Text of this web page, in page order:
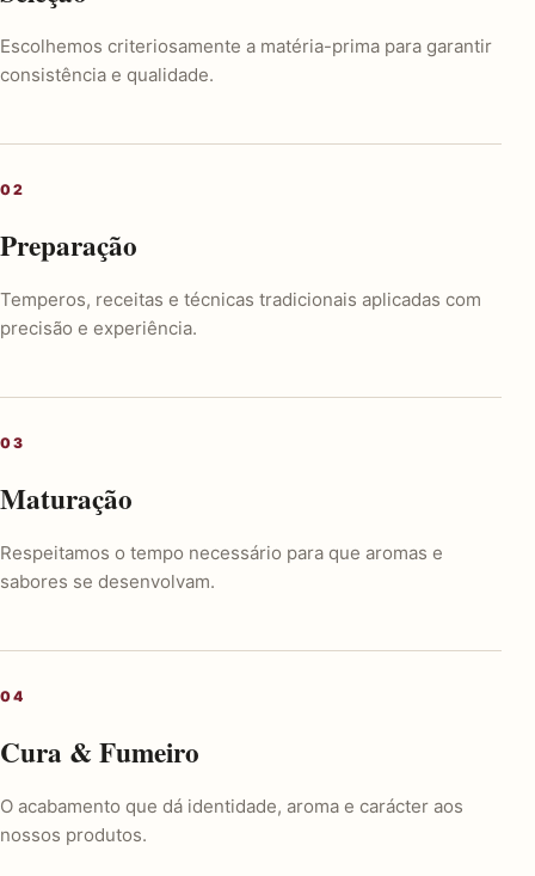
Escolhemos criteriosamente a matéria-prima para garantir
consistência e qualidade.
Preparação
Temperos, receitas e técnicas tradicionais aplicadas com
precisão e experiência.
Maturação
Respeitamos o tempo necessário para que aromas e
sabores se desenvolvam.
Cura & Fumeiro
O acabamento que dá identidade, aroma e carácter aos
nossos produtos.